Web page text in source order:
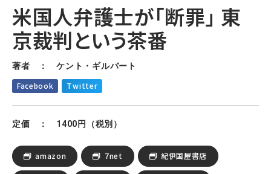
米国人弁護士が「断罪」 東
京裁判という茶番
著者 ： ケント・ギルバート
Facebook Twitter
定価 ： 1400円（税別）
amazon 7net 紀伊国屋書店